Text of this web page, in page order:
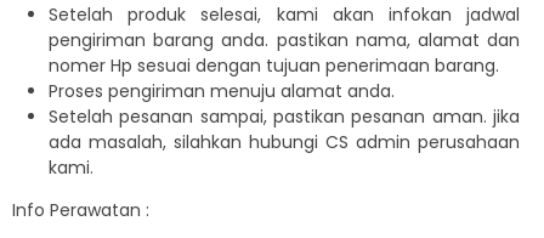
Setelah produk selesai, kami akan infokan jadwal
pengiriman barang anda. pastikan nama, alamat dan
nomer Hp sesuai dengan tujuan penerimaan barang.
Proses pengiriman menuju alamat anda.
Setelah pesanan sampai, pastikan pesanan aman. jika
ada masalah, silahkan hubungi CS admin perusahaan
kami.
Info Perawatan :